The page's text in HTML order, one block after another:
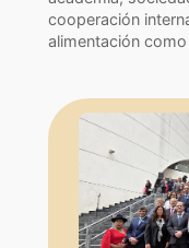
cooperación
alimentación